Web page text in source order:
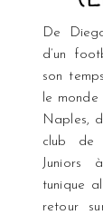
De
d’un
son
le
Naples,
club de
Juniors
tunique
retour